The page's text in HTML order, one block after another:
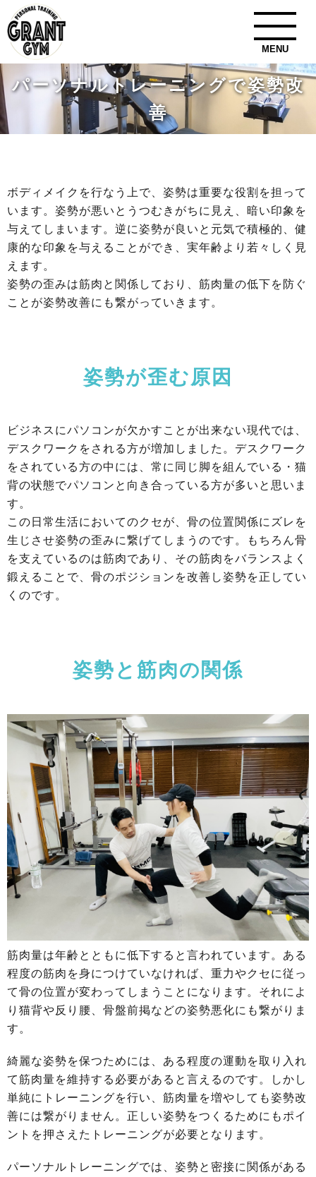
MENU
パーソナルトレーニングで姿勢改
善
ボディメイクを行なう上で、姿勢は重要な役割を担って
います。姿勢が悪いとうつむきがちに見え、暗い印象を
与えてしまいます。逆に姿勢が良いと元気で積極的、健
康的な印象を与えることができ、実年齢より若々しく見
えます。
姿勢の歪みは筋肉と関係しており、筋肉量の低下を防ぐ
ことが姿勢改善にも繋がっていきます。
姿勢が歪む原因
ビジネスにパソコンが欠かすことが出来ない現代では、
デスクワークをされる方が増加しました。デスクワーク
をされている方の中には、常に同じ脚を組んでいる・猫
背の状態でパソコンと向き合っている方が多いと思いま
す。
この日常生活においてのクセが、骨の位置関係にズレを
生じさせ姿勢の歪みに繋げてしまうのです。もちろん骨
を支えているのは筋肉であり、その筋肉をバランスよく
鍛えることで、骨のポジションを改善し姿勢を正してい
くのです。
姿勢と筋肉の関係
筋肉量は年齢とともに低下すると言われています。ある
程度の筋肉を身につけていなければ、重力やクセに従っ
て骨の位置が変わってしまうことになります。それによ
り猫背や反り腰、骨盤前掲などの姿勢悪化にも繋がりま
す。
綺麗な姿勢を保つためには、ある程度の運動を取り入れ
て筋肉量を維持する必要があると言えるのです。しかし
単純にトレーニングを行い、筋肉量を増やしても姿勢改
善には繋がりません。正しい姿勢をつくるためにもポイ
ントを押さえたトレーニングが必要となります。
パーソナルトレーニングでは、姿勢と密接に関係がある